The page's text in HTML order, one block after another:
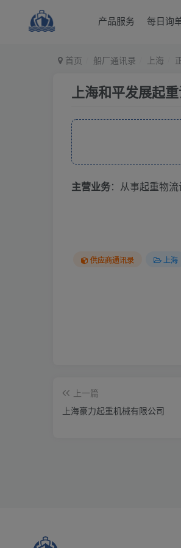
产品服务 每日询
首页 船厂通讯录 上海
上海和平发展起
主营业务：从事起重物流
供应商通讯录 上海
上一篇
上海豪力起重机械有限公司